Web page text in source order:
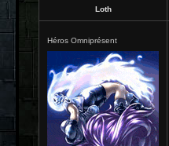
Loth
Héros Omniprésent